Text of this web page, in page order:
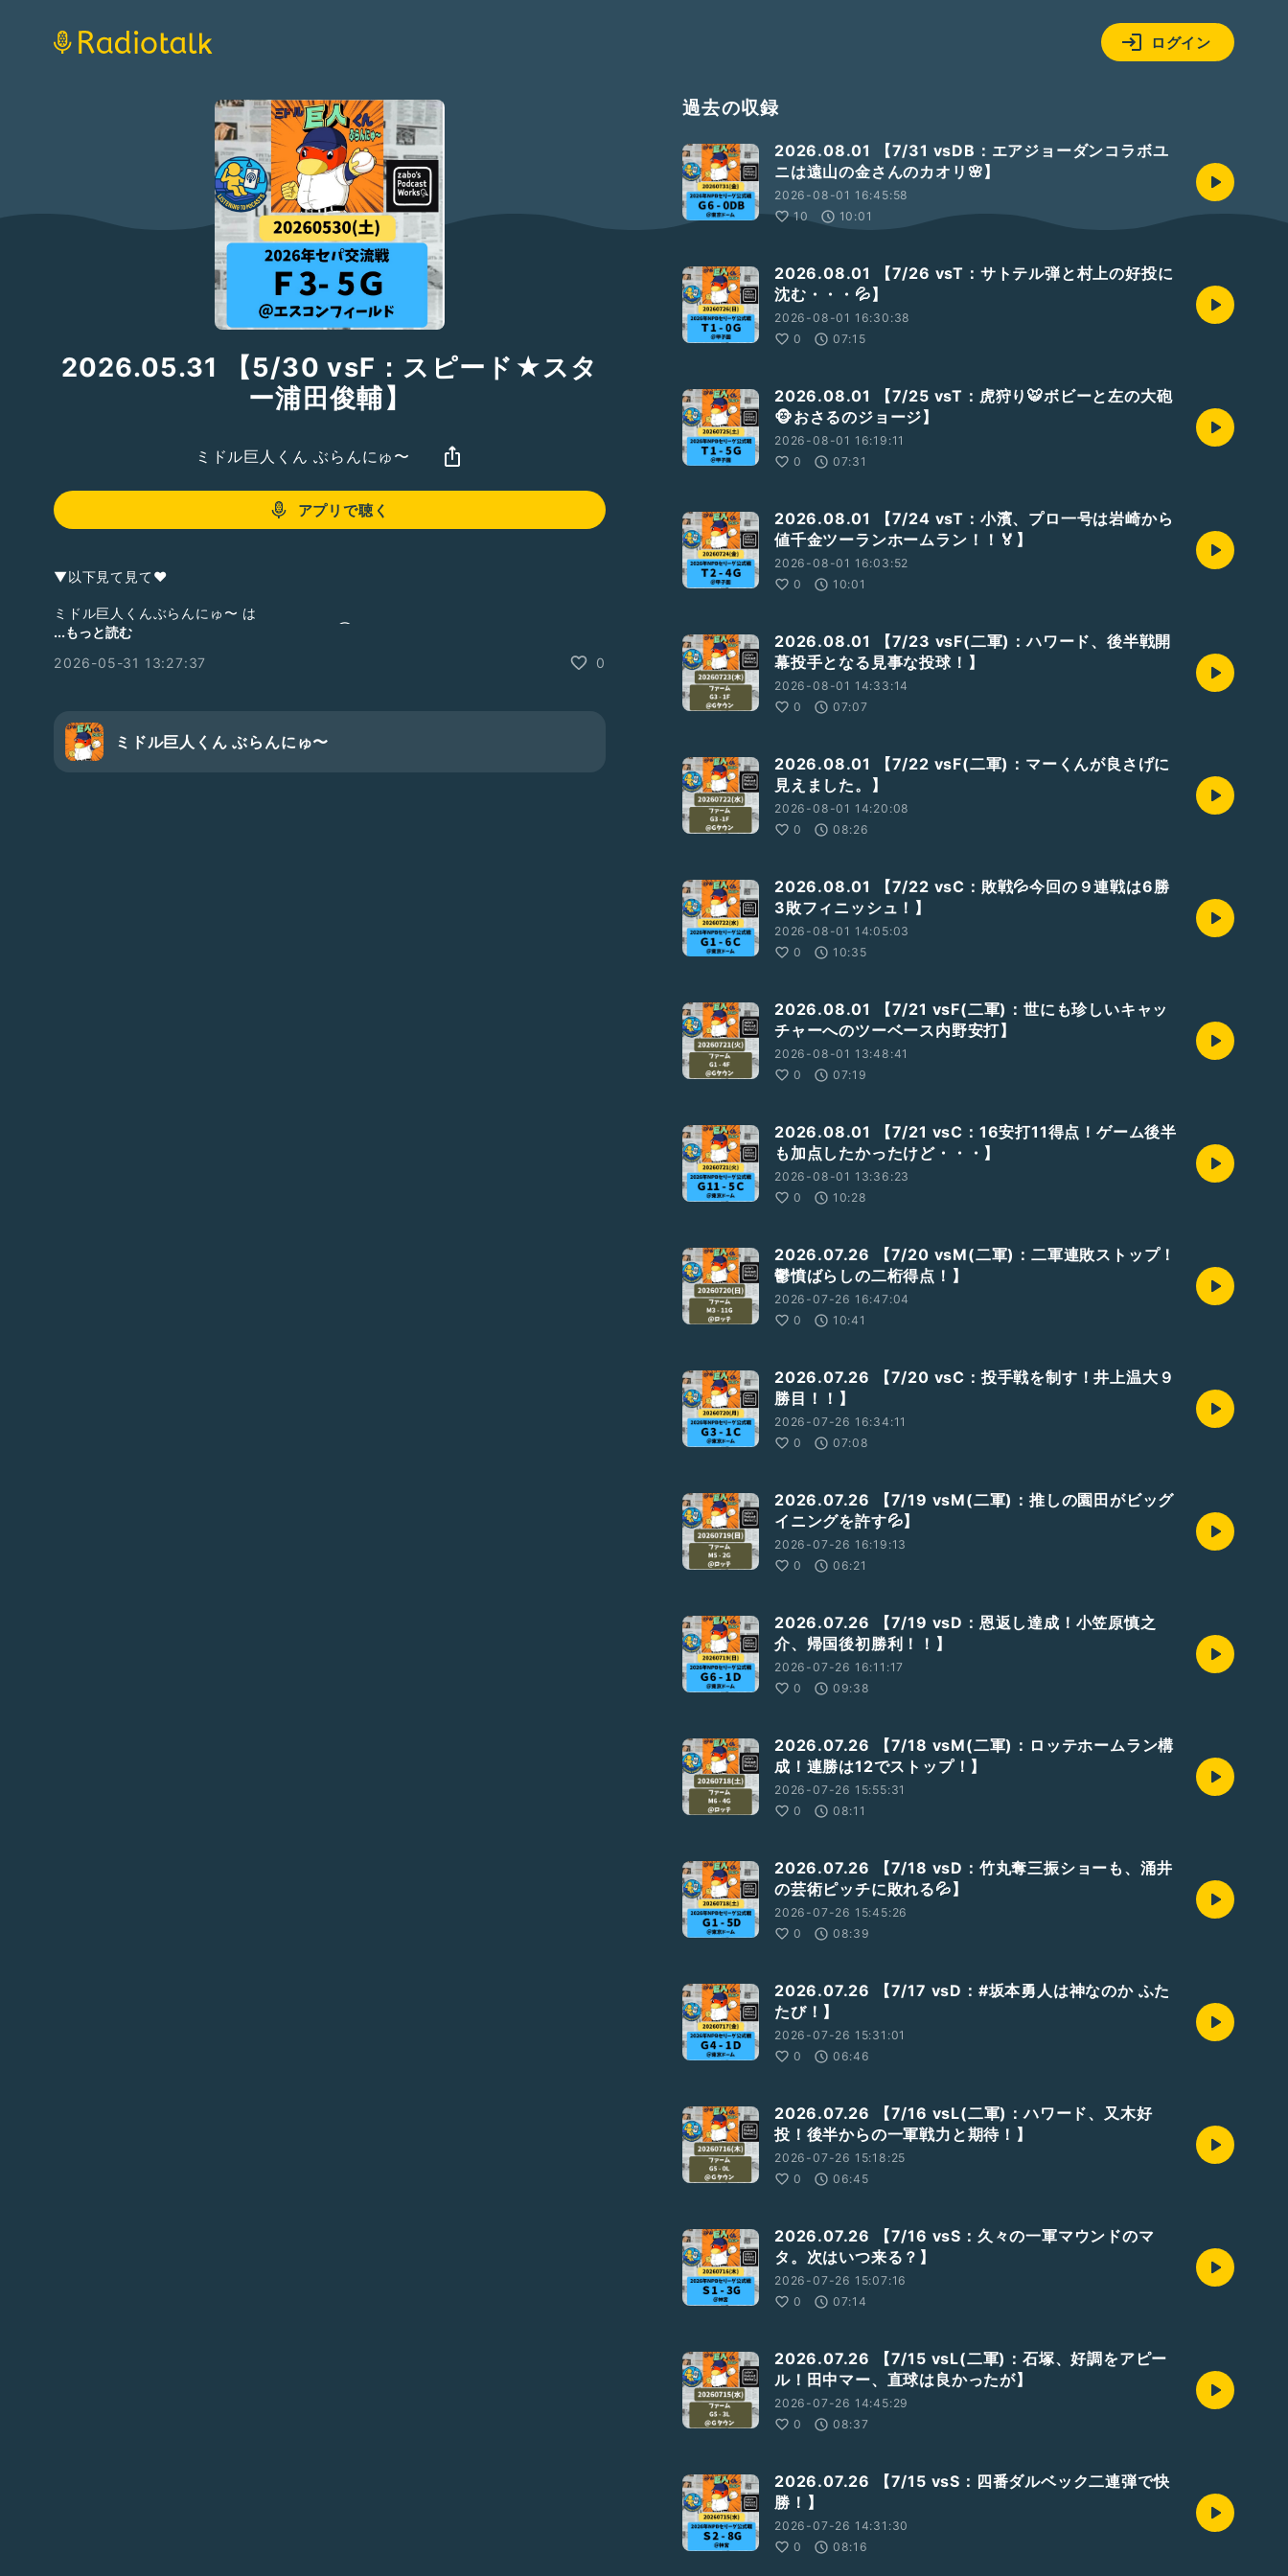
ログイン
2026.05.31 【5/30 vsF：スピード★スタ
ー浦田俊輔】
ミドル巨人くん ぶらんにゅ〜
アプリで聴く
▼以下見て見て❤︎
ミドル巨人くんぶらんにゅ〜 は
zaboのサポートポッドキャスト番組です。(③サポート)
【シン野球トーク】
https://podcasts.apple.com/jp/podcast/%E3%82%B7%E3%83%B3%E9%87%8E
%E7%90%83%E3%83%88%E3%83%BC%E3%82%AF-
baseballcafe%E3%81%B9%E3%81%8B%E3%81%B5%E3%81%87/id1707783906
...もっと読む
2026-05-31 13:27:37
0
ミドル巨人くん ぶらんにゅ〜
過去の収録
2026.08.01 【7/31 vsDB：エアジョーダンコラボユ
ニは遠山の金さんのカオリ🌸】
2026-08-01 16:45:58
10
10:01
2026.08.01 【7/26 vsT：サトテル弾と村上の好投に
沈む・・・💦】
2026-08-01 16:30:38
0
07:15
2026.08.01 【7/25 vsT：虎狩り🐯ボビーと左の大砲
🐵おさるのジョージ】
2026-08-01 16:19:11
0
07:31
2026.08.01 【7/24 vsT：小濱、プロ一号は岩崎から
値千金ツーランホームラン！！🏅】
2026-08-01 16:03:52
0
10:01
2026.08.01 【7/23 vsF(二軍)：ハワード、後半戦開
幕投手となる見事な投球！】
2026-08-01 14:33:14
0
07:07
2026.08.01 【7/22 vsF(二軍)：マーくんが良さげに
見えました。】
2026-08-01 14:20:08
0
08:26
2026.08.01 【7/22 vsC：敗戦💦今回の９連戦は6勝
3敗フィニッシュ！】
2026-08-01 14:05:03
0
10:35
2026.08.01 【7/21 vsF(二軍)：世にも珍しいキャッ
チャーへのツーベース内野安打】
2026-08-01 13:48:41
0
07:19
2026.08.01 【7/21 vsC：16安打11得点！ゲーム後半
も加点したかったけど・・・】
2026-08-01 13:36:23
0
10:28
2026.07.26 【7/20 vsM(二軍)：二軍連敗ストップ！
鬱憤ばらしの二桁得点！】
2026-07-26 16:47:04
0
10:41
2026.07.26 【7/20 vsC：投手戦を制す！井上温大９
勝目！！】
2026-07-26 16:34:11
0
07:08
2026.07.26 【7/19 vsM(二軍)：推しの園田がビッグ
イニングを許す💦】
2026-07-26 16:19:13
0
06:21
2026.07.26 【7/19 vsD：恩返し達成！小笠原慎之
介、帰国後初勝利！！】
2026-07-26 16:11:17
0
09:38
2026.07.26 【7/18 vsM(二軍)：ロッテホームラン構
成！連勝は12でストップ！】
2026-07-26 15:55:31
0
08:11
2026.07.26 【7/18 vsD：竹丸奪三振ショーも、涌井
の芸術ピッチに敗れる💦】
2026-07-26 15:45:26
0
08:39
2026.07.26 【7/17 vsD：#坂本勇人は神なのか ふた
たび！】
2026-07-26 15:31:01
0
06:46
2026.07.26 【7/16 vsL(二軍)：ハワード、又木好
投！後半からの一軍戦力と期待！】
2026-07-26 15:18:25
0
06:45
2026.07.26 【7/16 vsS：久々の一軍マウンドのマ
タ。次はいつ来る？】
2026-07-26 15:07:16
0
07:14
2026.07.26 【7/15 vsL(二軍)：石塚、好調をアピー
ル！田中マー、直球は良かったが】
2026-07-26 14:45:29
0
08:37
2026.07.26 【7/15 vsS：四番ダルベック二連弾で快
勝！】
2026-07-26 14:31:30
0
08:16